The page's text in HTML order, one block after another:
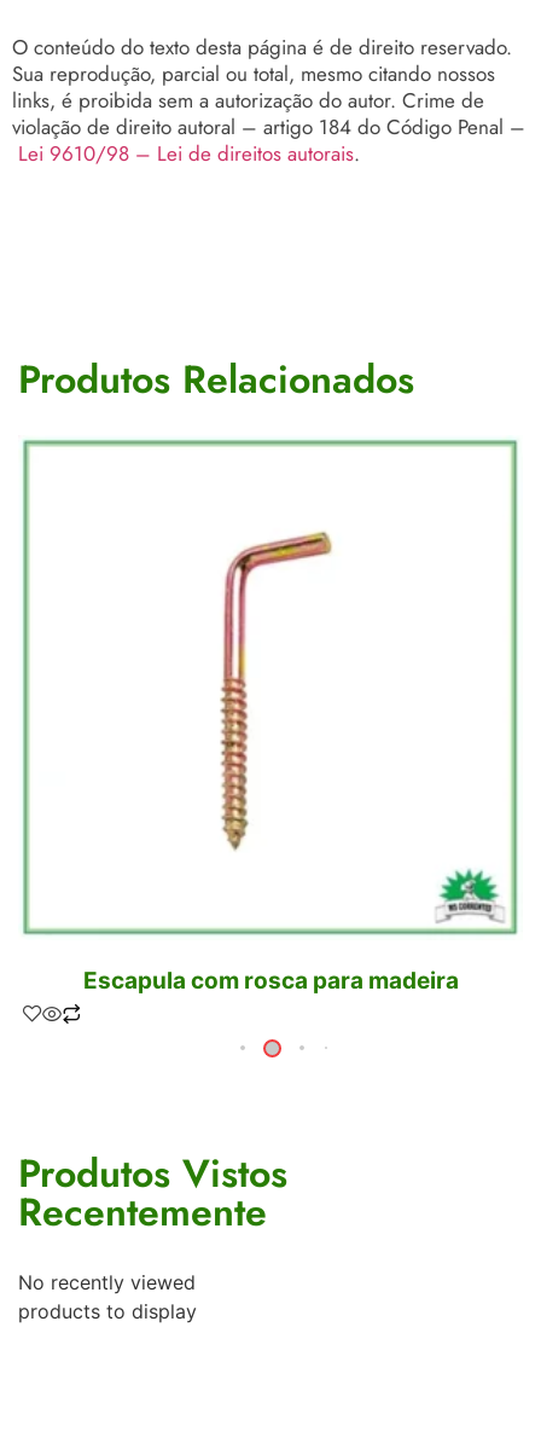
O conteúdo do texto desta página é de direito reservado.
Sua reprodução, parcial ou total, mesmo citando nossos
links, é proibida sem a autorização do autor. Crime de
violação de direito autoral – artigo 184 do Código Penal –
Lei 9610/98 – Lei de direitos autorais.
Produtos Relacionados
Escapula com rosca para madeira
Produtos Vistos
Recentemente
No recently viewed
products to display